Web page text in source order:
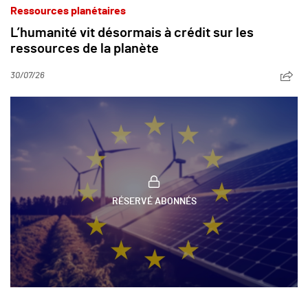
Ressources planétaires
L’humanité vit désormais à crédit sur les
ressources de la planète
30/07/26
RÉSERVÉ ABONNÉS